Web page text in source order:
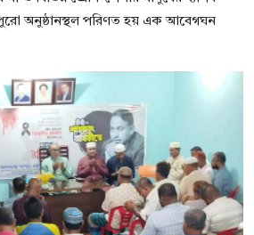
পুরো অনুষ্ঠানস্থল পরিণত হয় এক আবেগঘন